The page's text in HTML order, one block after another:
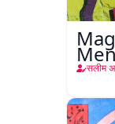
Men
सलीम